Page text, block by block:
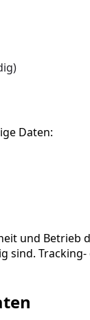
Daten:
und Betrieb
sind.